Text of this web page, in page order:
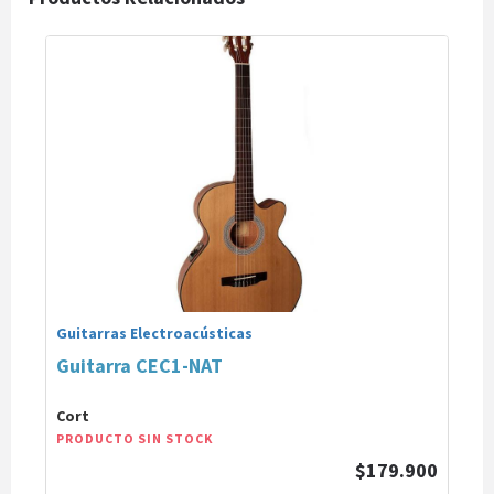
Guitarras Electroacústicas
Guitarra CEC1-NAT
Cort
PRODUCTO SIN STOCK
$179.900